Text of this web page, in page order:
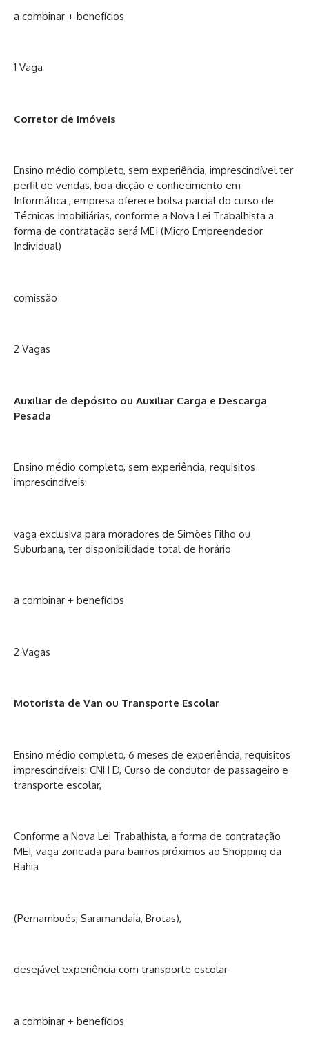
a combinar + benefícios
1 Vaga
Corretor de Imóveis
Ensino médio completo, sem experiência, imprescindível ter
perfil de vendas, boa dicção e conhecimento em
Informática , empresa oferece bolsa parcial do curso de
Técnicas Imobiliárias, conforme a Nova Lei Trabalhista a
forma de contratação será MEI (Micro Empreendedor
Individual)
comissão
2 Vagas
Auxiliar de depósito ou Auxiliar Carga e Descarga
Pesada
Ensino médio completo, sem experiência, requisitos
imprescindíveis:
vaga exclusiva para moradores de Simões Filho ou
Suburbana, ter disponibilidade total de horário
a combinar + benefícios
2 Vagas
Motorista de Van ou Transporte Escolar
Ensino médio completo, 6 meses de experiência, requisitos
imprescindíveis: CNH D, Curso de condutor de passageiro e
transporte escolar,
Conforme a Nova Lei Trabalhista, a forma de contratação
MEI, vaga zoneada para bairros próximos ao Shopping da
Bahia
(Pernambués, Saramandaia, Brotas),
desejável experiência com transporte escolar
a combinar + benefícios